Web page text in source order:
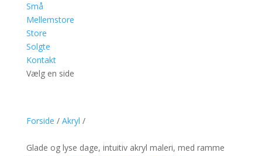
Små
Mellemstore
Store
Solgte
Kontakt
Vælg en side
Forside / Akryl /
Glade og lyse dage, intuitiv akryl maleri, med ramme